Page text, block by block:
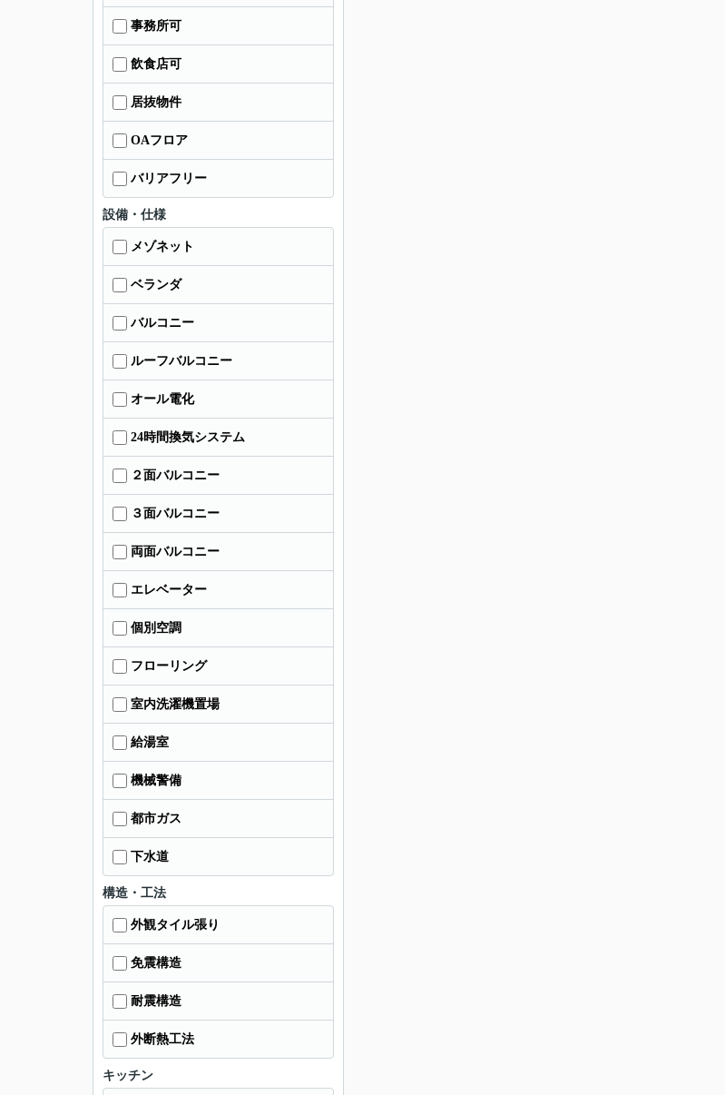
事務所可
飲食店可
居抜物件
OAフロア
バリアフリー
設備・仕様
メゾネット
ベランダ
バルコニー
ルーフバルコニー
オール電化
24時間換気システム
２面バルコニー
３面バルコニー
両面バルコニー
エレベーター
個別空調
フローリング
室内洗濯機置場
給湯室
機械警備
都市ガス
下水道
構造・工法
外観タイル張り
免震構造
耐震構造
外断熱工法
キッチン